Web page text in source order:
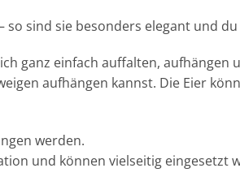
so sind sie besonders elegant und
ganz einfach auffalten, aufhängen
aufhängen kannst. Die Eier
werden.
und können vielseitig eingesetzt